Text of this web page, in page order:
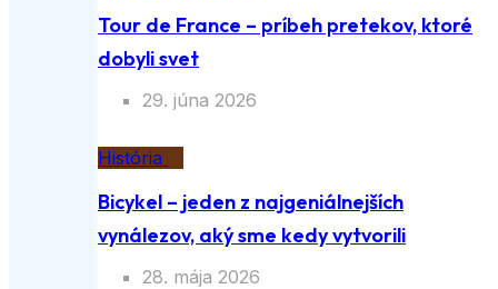
Tour de France – príbeh pretekov, ktoré
dobyli svet
29. júna 2026
História
Bicykel – jeden z najgeniálnejších
vynálezov, aký sme kedy vytvorili
28. mája 2026